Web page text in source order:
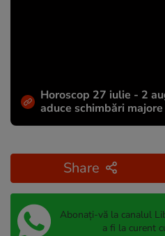
Horoscop 27 iulie - 2
aduce schimbări
Share
Abonați-vă la canalul
a fi la curent